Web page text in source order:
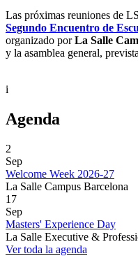
Las próximas reuniones de
Segundo Encuentro de
organizado porLa Salle
y la asamblea general,
i
Agenda
2
Sep
Welcome Week 2026-27
La Salle Campus Barcelona
17
Sep
Masters' Experience Day
La Salle Executive &
Ver toda la agenda